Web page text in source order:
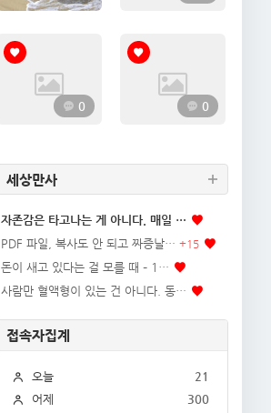
0 0
세상만사
자존감은 타고나는 게 아니다. 매일 …
PDF 파일, 복사도 안 되고 짜증날… +15
돈이 새고 있다는 걸 모를 때 – 1…
사람만 혈액형이 있는 건 아니다. 동…
접속자집계
오늘
21
어제
300